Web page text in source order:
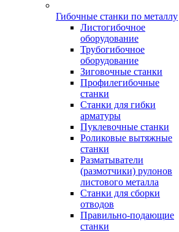
Гибочные станки по металлу
Листогибочное
оборудование
Трубогибочное
оборудование
Зиговочные станки
Профилегибочные
станки
Станки для гибки
арматуры
Пуклевочные станки
Роликовые вытяжные
станки
Разматыватели
(размотчики) рулонов
листового металла
Станки для сборки
отводов
Правильно-подающие
станки